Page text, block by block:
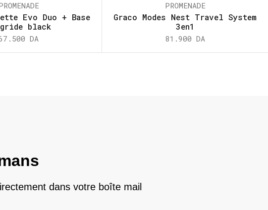
Evo Duo + Base
black
DA
PROMENADE
Graco Modes Nest Travel System
3en1
81.900 DA
dans votre boîte mail